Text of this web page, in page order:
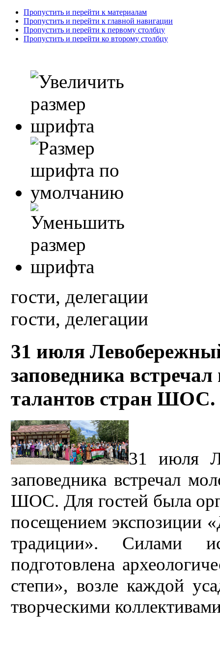
Пропустить и перейти к материалам
Пропустить и перейти к главной навигации
Пропустить и перейти к первому столбцу
Пропустить и перейти ко второму столбцу
гости, делегации
гости, делегации
31 июля
заповедника
талантов стран ШОС.
31 июля
заповедника встречал
ШОС. Для гостей была
посещением экспозиции
традиции». Силами
подготовлена
степи», возле каждой
творческими